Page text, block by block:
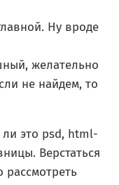
Ну вроде
желательно
не найдем, то
это psd, html-
Верстаться
рассмотреть